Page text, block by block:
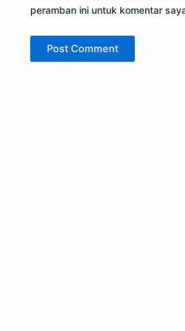
peramban ini untuk komentar